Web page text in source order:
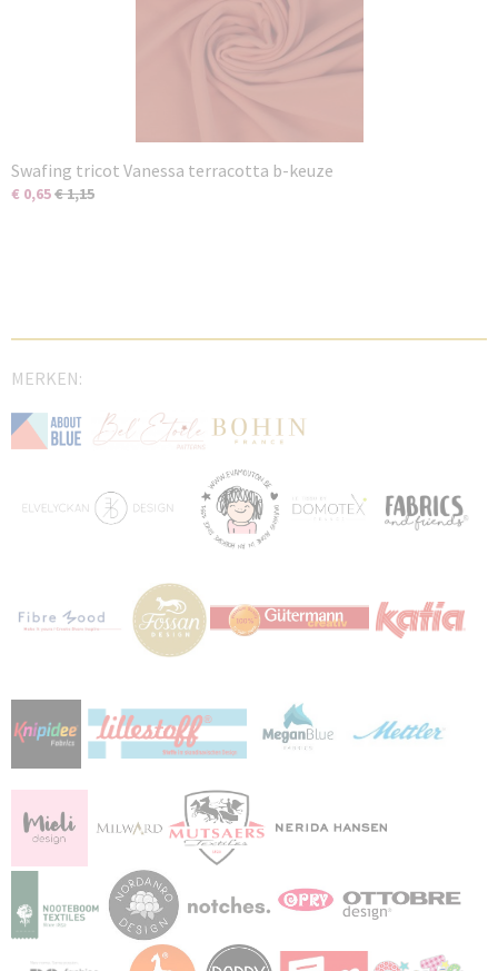
Swafing tricot Vanessa terracotta b-keuze
€ 0,65€ 1,15
MERKEN: